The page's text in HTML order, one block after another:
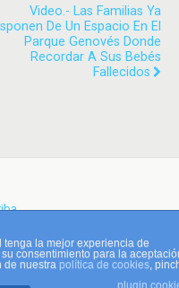
Video.- Las Familias Ya
De Un Espacio En El
Parque Genovés Donde
Recordar A Sus Bebés
Fallecidos
Escritorio
tenga la mejor experiencia de
consentimiento para la
de nuestra política de cookies ,
plugin